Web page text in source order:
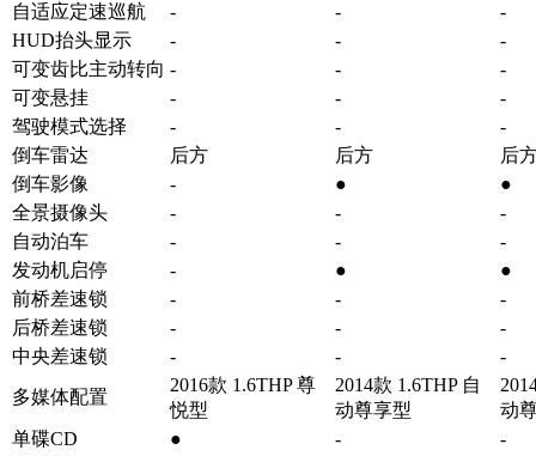
自适应定速巡航
- -
-
HUD抬头显示
- -
-
可变齿比主动转向 - -
-
可变悬挂
- -
-
驾驶模式选择
- -
-
倒车雷达
后方 后方
后
倒车影像
- ●
●
全景摄像头
- -
-
自动泊车
- -
-
发动机启停
- ●
●
前桥差速锁
- -
-
后桥差速锁
- -
-
中央差速锁
- -
-
多媒体配置
2016款 1.6THP 尊
悦型
2014款 1.6THP 自
动尊享型
动
单碟CD
● -
-